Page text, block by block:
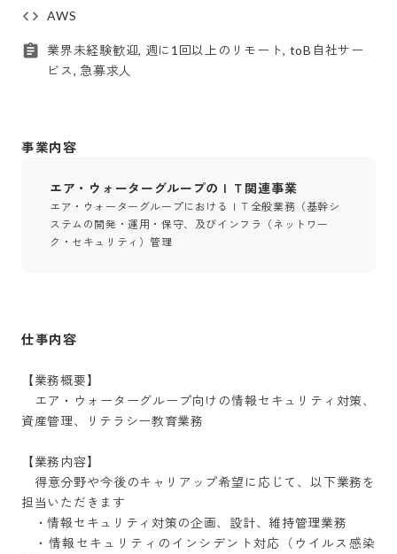
AWS
業界未経験歓迎, 週に1回以上のリモート, toB自社サー
ビス, 急募求人
事業内容
エア・ウォーターグループのＩＴ関連事業
エア・ウォーターグループにおけるＩＴ全般業務（基幹シ
ステムの開発・運用・保守、及びインフラ（ネットワー
ク・セキュリティ）管理
仕事内容
【業務概要】
エア・ウォーターグループ向けの情報セキュリティ対策、
資産管理、リテラシー教育業務
【業務内容】
得意分野や今後のキャリアップ希望に応じて、以下業務を
担当いただきます
・情報セキュリティ対策の企画、設計、維持管理業務
・情報セキュリティのインシデント対応（ウイルス感染